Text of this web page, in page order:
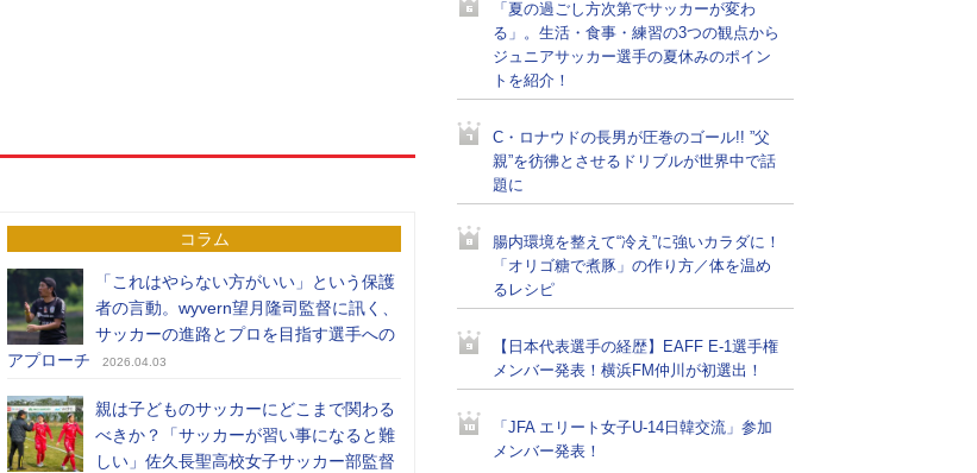
コラム
「これはやらない方がいい」という保護
者の言動。wyvern望月隆司監督に訊く、
サッカーの進路とプロを目指す選手への
アプローチ
2026.04.03
親は子どものサッカーにどこまで関わる
べきか？「サッカーが習い事になると難
しい」佐久長聖高校女子サッカー部監督
「夏の過ごし方次第でサッカーが変わ
る」。生活・食事・練習の3つの観点から
ジュニアサッカー選手の夏休みのポイン
トを紹介！
C・ロナウドの長男が圧巻のゴール!! ”父
親”を彷彿とさせるドリブルが世界中で話
題に
腸内環境を整えて“冷え”に強いカラダに！
「オリゴ糖で煮豚」の作り方／体を温め
るレシピ
【日本代表選手の経歴】EAFF E-1選手権
メンバー発表！横浜FM仲川が初選出！
「JFA エリート女子U-14日韓交流」参加
メンバー発表！